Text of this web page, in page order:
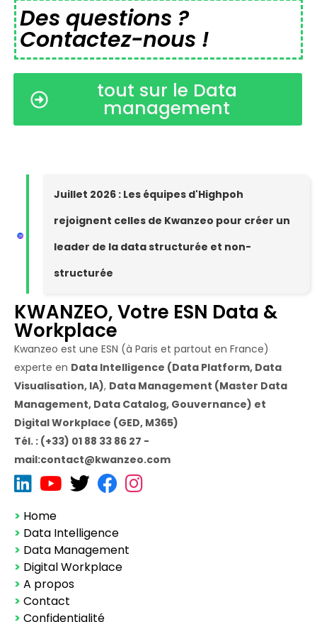
Des questions ?
Contactez-nous !
tout sur le Data
management
Juillet 2026 : Les équipes d'Highpoh
rejoignent celles de Kwanzeo pour créer un
leader de la data structurée et non-
structurée
KWANZEO, Votre ESN Data &
Workplace
Kwanzeo est une ESN (à Paris et partout en France)
experte en Data Intelligence (Data Platform, Data
Visualisation, IA), Data Management (Master Data
Management, Data Catalog, Gouvernance) et
Digital Workplace (GED, M365)
Tél. : (+33) 01 88 33 86 27 -
mail:contact@kwanzeo.com
> Home
> Data Intelligence
> Data Management
> Digital Workplace
> A propos
> Contact
> Confidentialité